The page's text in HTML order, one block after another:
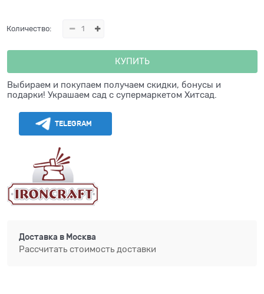
Количество:
КУПИТЬ
Выбираем и покупаем получаем скидки, бонусы и
подарки! Украшаем сад с супермаркетом Хитсад.
TELEGRAM
Доставка в Москва
Рассчитать стоимость доставки